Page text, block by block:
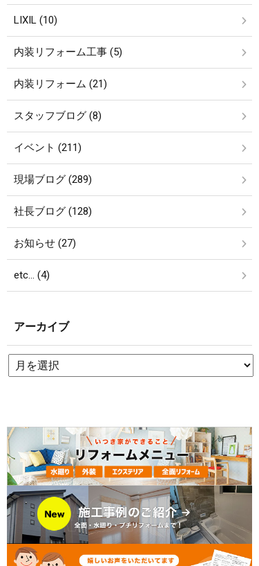
LIXIL (10)
内装リフォーム工事 (5)
内装リフォーム (21)
スタッフブログ (8)
イベント (211)
現場ブログ (289)
社長ブログ (128)
お知らせ (27)
etc… (4)
アーカイブ